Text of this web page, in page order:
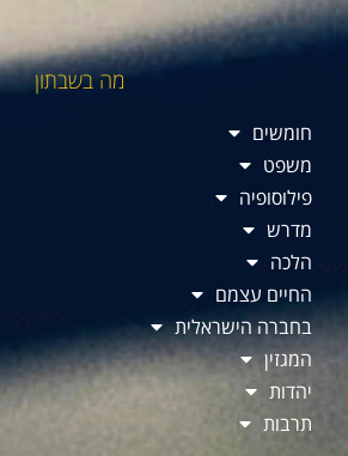
מה בשבתון
חומשים
משפט
פילוסופיה
מדרש
הלכה
החיים עצמם
בחברה הישראלית
המגזין
יהדות
תרבות